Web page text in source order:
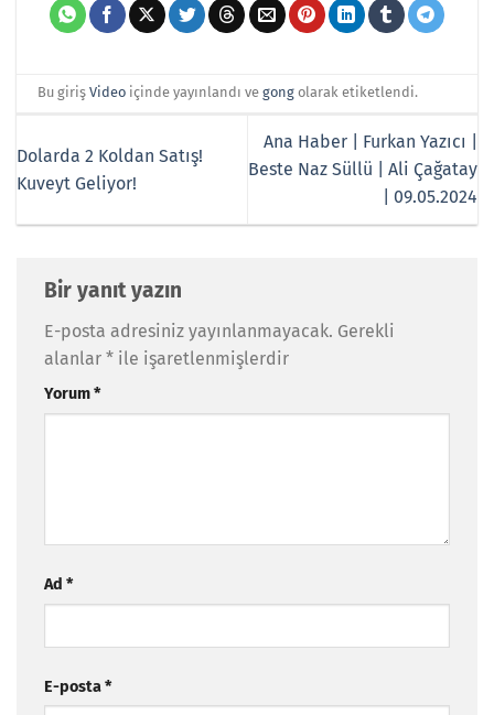
Bu girişVideo içinde yayınlandı vegong olarak etiketlendi.
Dolarda 2 Koldan Satış!
Kuveyt Geliyor!
Ana Haber | Furkan Yazıcı |
Beste Naz Süllü | Ali Çağatay
| 09.05.2024
Bir yanıt yazın
E-posta adresiniz yayınlanmayacak. Gerekli
alanlar * ile işaretlenmişlerdir
Yorum*
Ad *
E-posta*